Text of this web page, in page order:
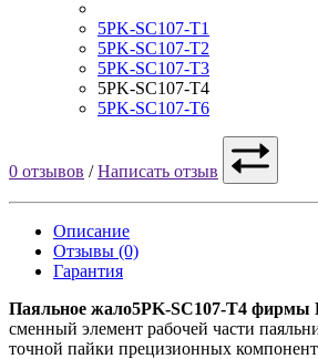
5PK-SC107-T1
5PK-SC107-T2
5PK-SC107-T3
5PK-SC107-T4
5PK-SC107-T6
0 отзывов /Написать отзыв
Описание
Отзывы (0)
Гарантия
Паяльное жало5PK-SC107-T4 фирмы
сменный элемент рабочей части
точной пайки прецизионных